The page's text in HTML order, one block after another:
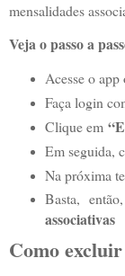
mensalidades
Veja o passo a
Acesse o app
Faça login
Clique em
Em seguida,
Na próxima
Basta,
associativas
Como